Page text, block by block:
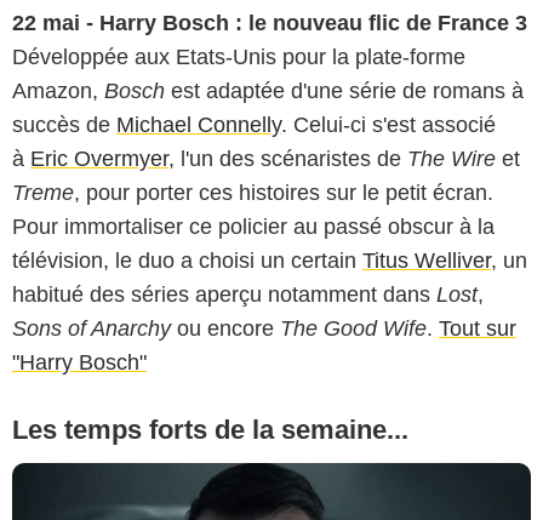
22 mai - Harry Bosch : le nouveau flic de France 3
Développée aux Etats-Unis pour la plate-forme
Amazon, Bosch est adaptée d'une série de romans à
succès de Michael Connelly. Celui-ci s'est associé
à Eric Overmyer, l'un des scénaristes de The Wire et
Treme, pour porter ces histoires sur le petit écran.
Pour immortaliser ce policier au passé obscur à la
télévision, le duo a choisi un certain Titus Welliver, un
habitué des séries aperçu notamment dans Lost,
Sons of Anarchyou encore The Good Wife. Tout sur
"Harry Bosch"
Les temps forts de la semaine...